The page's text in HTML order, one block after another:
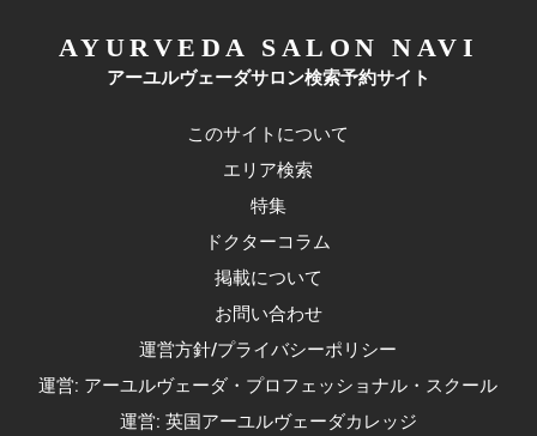
AYURVEDA SALON NAVI
アーユルヴェーダサロン検索予約サイト
このサイトについて
エリア検索
特集
ドクターコラム
掲載について
お問い合わせ
運営方針/プライバシーポリシー
運営: アーユルヴェーダ・プロフェッショナル・スクール
運営: 英国アーユルヴェーダカレッジ